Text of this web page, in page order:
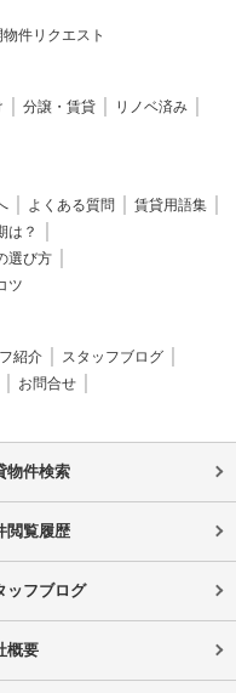
件リクエスト
分譲・賃貸
リノベ済み
よくある質問
賃貸用語集
は？
選び方
ツ
紹介
スタッフブログ
お問合せ
物件検索
閲覧履歴
ッフブログ
概要